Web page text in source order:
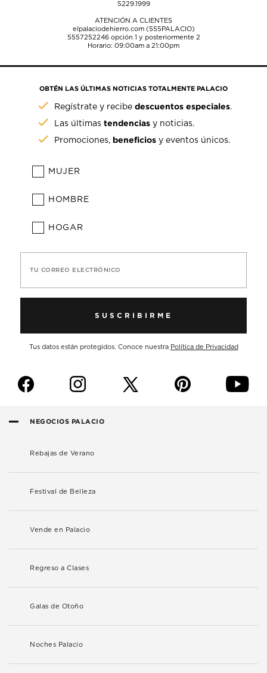
5229.1999
ATENCIÓN A CLIENTES
elpalaciodehierro.com (555PALACIO)
5557252246opción 1 y posteriormente 2
Horario: 09:00am a 21:00pm
OBTÉN LAS ÚLTIMAS NOTICIAS TOTALMENTE PALACIO
Regístrate y recibedescuentos especiales.
Las últimastendencias y noticias.
Promociones, beneficios y eventos únicos.
MUJER
HOMBRE
HOGAR
TU CORREO ELECTRÓNICO
SUSCRIBIRME
Tus datos están protegidos. Conoce nuestra Política de Privacidad
f i p y
NEGOCIOS PALACIO
Rebajas de Verano
Festival de Belleza
Vende en Palacio
Regreso a Clases
Galas de Otoño
Noches Palacio